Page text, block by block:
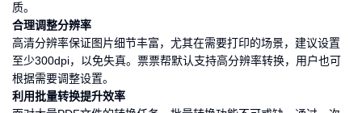
质。
合理调整分辨率
高清分辨率保证图片细节丰富，尤其在需要打印的场景，建议设置
至少300dpi，以免失真。票票帮默认支持高分辨率转换，用户也可
根据需要调整设置。
利用批量转换提升效率